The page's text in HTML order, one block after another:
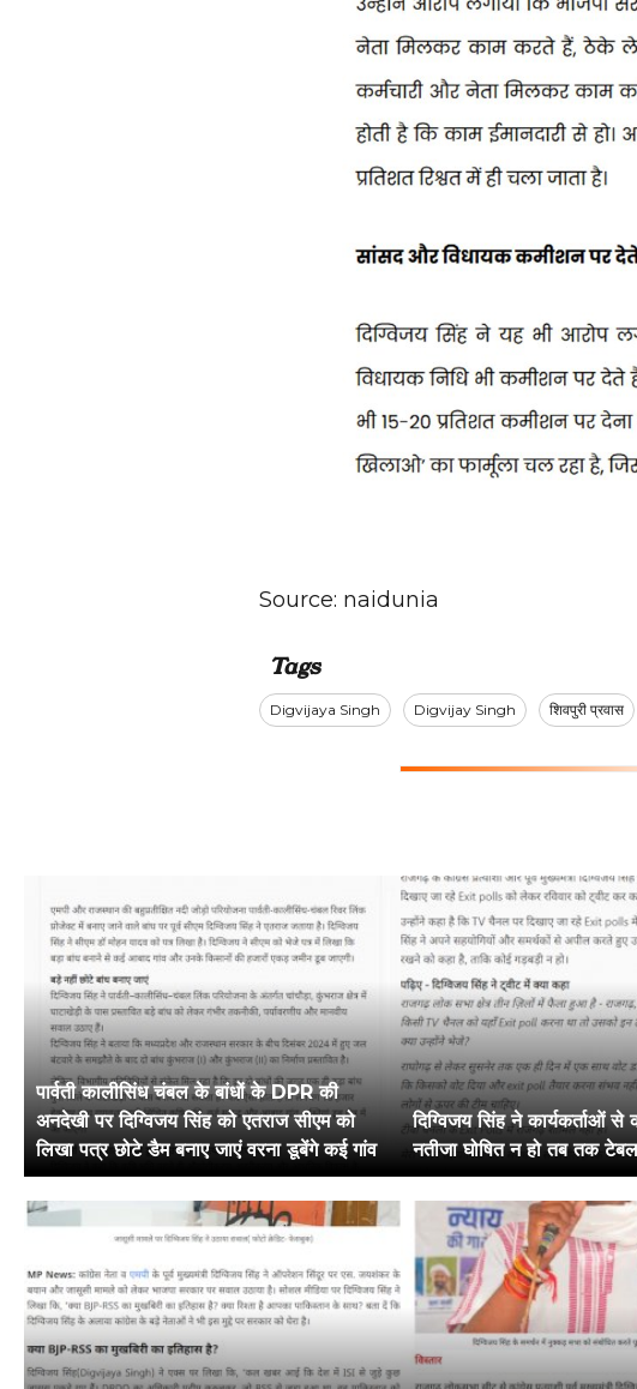
Source: naidunia
Tags
Digvijaya Singh Digvijay Singh शिवपुरी प्रवास
पार्वती कालीसिंध चंबल के बांधों के DPR की
अनदेखी पर दिग्विजय सिंह को एतराज सीएम को
लिखा पत्र छोटे डैम बनाए जाएं वरना डूबेंगे कई गांव
दिग्विजय सिंह ने कार्यकर्ताओं
नतीजा घोषित न हो तब तक